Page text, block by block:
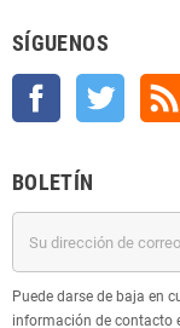
SÍGUENOS
Facebook Twitter
BOLETÍN
Puede darse de baja en
información de contacto